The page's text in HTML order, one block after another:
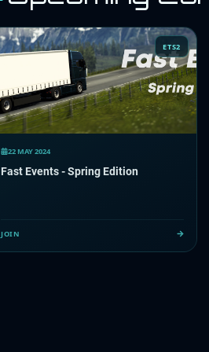
ETS2
22 MAY 2024
Fast Events - Spring Edition
JOIN